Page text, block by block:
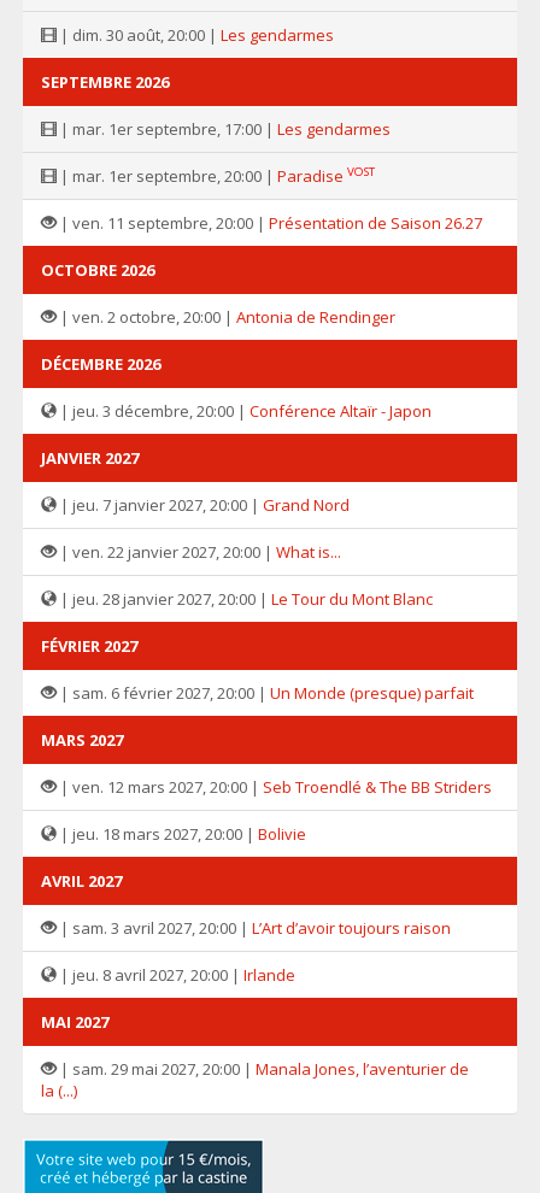
| dim. 30 août, 20:00 | Les gendarmes
SEPTEMBRE 2026
| mar. 1er septembre, 17:00 | Les gendarmes
| mar. 1er septembre, 20:00 | Paradise VOST
| ven. 11 septembre, 20:00 | Présentation de Saison 26.27
OCTOBRE 2026
| ven. 2 octobre, 20:00 | Antonia de Rendinger
DÉCEMBRE 2026
| jeu. 3 décembre, 20:00 | Conférence Altaïr - Japon
JANVIER 2027
| jeu. 7 janvier 2027, 20:00 | Grand Nord
| ven. 22 janvier 2027, 20:00 | What is...
| jeu. 28 janvier 2027, 20:00 | Le Tour du Mont Blanc
FÉVRIER 2027
| sam. 6 février 2027, 20:00 | Un Monde (presque) parfait
MARS 2027
| ven. 12 mars 2027, 20:00 | Seb Troendlé & The BB Striders
| jeu. 18 mars 2027, 20:00 | Bolivie
AVRIL 2027
| sam. 3 avril 2027, 20:00 | L’Art d’avoir toujours raison
| jeu. 8 avril 2027, 20:00 | Irlande
MAI 2027
| sam. 29 mai 2027, 20:00 | Manala Jones, l’aventurier de
la (...)